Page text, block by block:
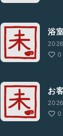
浴
0
お
0